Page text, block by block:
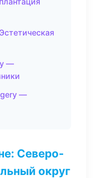
—
—
Северо-
округ